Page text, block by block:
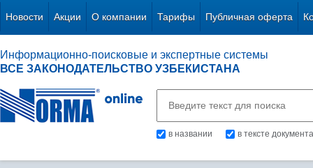
Новости Акции О компании Тарифы Публичная оферта
Информационно-поисковые и экспертные системы
ВСЕ ЗАКОНОДАТЕЛЬСТВО УЗБЕКИСТАНА
в названии в тексте документа